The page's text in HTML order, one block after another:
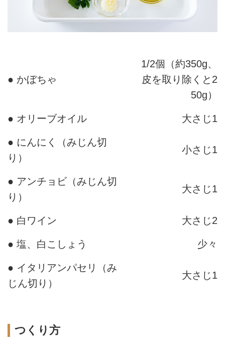
● かぼちゃ
1/2個（約350g、
皮を取り除くと2
50g）
● オリーブオイル 大さじ1
● にんにく（みじん切
り）
小さじ1
● アンチョビ（みじん切
り）
大さじ1
● 白ワイン 大さじ2
● 塩、白こしょう 少々
● イタリアンパセリ（み
じん切り）
大さじ1
つくり方